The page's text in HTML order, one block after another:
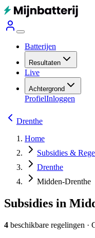
Batterijen
Resultaten
Live
Achtergrond
ProfielInloggen
Drenthe
Home
Subsidies &
Drenthe
Midden-Drenthe
Subsidies in
4 beschikbare regelingen ·